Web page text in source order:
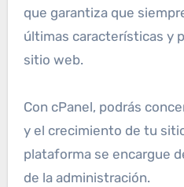
que garantiza que
últimas características y
sitio web.
Con cPanel, podrás
y el crecimiento de tu
plataforma se encargue
de la administración.